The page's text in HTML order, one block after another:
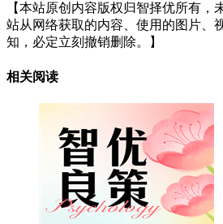
【本站原创内容版权归智择优所有，
站从网络获取的内容、使用的图片、
知，必定立刻撤销删除。】
相关阅读